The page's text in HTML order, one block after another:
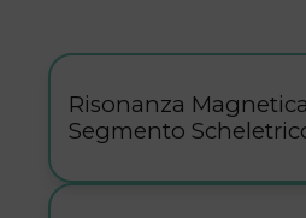
Risonanza
Segmento